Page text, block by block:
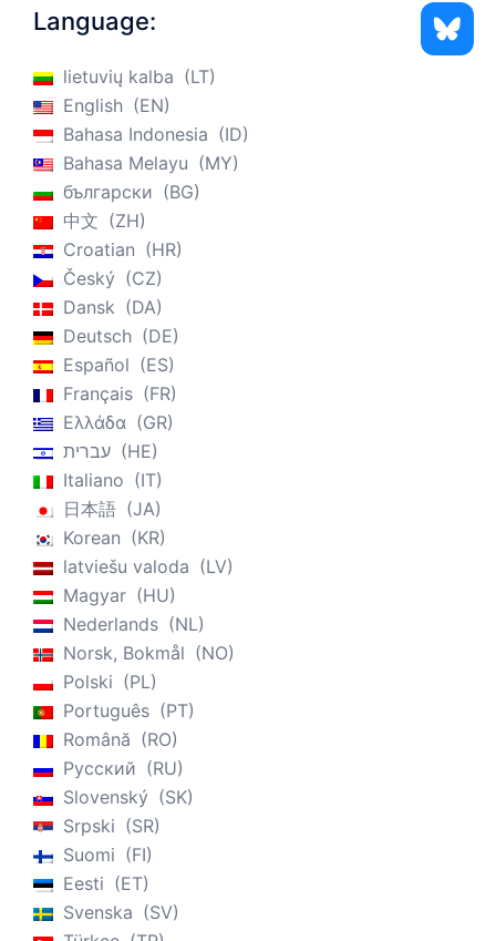
Language:
lietuvių kalba
LT
English
EN
Bahasa Indonesia
ID
Bahasa Melayu
MY
български
BG
中文
ZH
Croatian
HR
Český
CZ
Dansk
DA
Deutsch
DE
Español
ES
Français
FR
Ελλάδα
GR
עברית
HE
Italiano
IT
日本語
JA
Korean
KR
latviešu valoda
LV
Magyar
HU
Nederlands
NL
Norsk, Bokmål
NO
Polski
PL
Português
PT
Română
RO
Русский
RU
Slovenský
SK
Srpski
SR
Suomi
FI
Eesti
ET
Svenska
SV